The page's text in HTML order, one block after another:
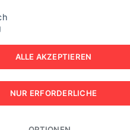
AUF
WER
ALLE AKZEPTIEREN
NUR ERFORDERLICHE